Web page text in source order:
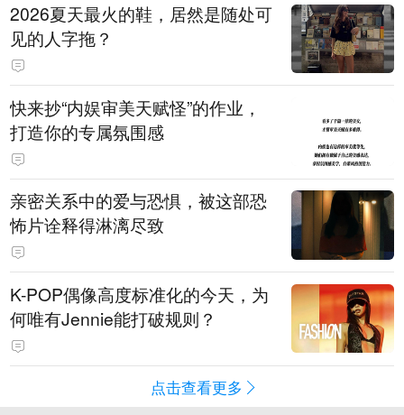
2026夏天最火的鞋，居然是随处可
见的人字拖？
快来抄“内娱审美天赋怪”的作业，
打造你的专属氛围感
亲密关系中的爱与恐惧，被这部恐
怖片诠释得淋漓尽致
K-POP偶像高度标准化的今天，为
何唯有Jennie能打破规则？
点击查看更多